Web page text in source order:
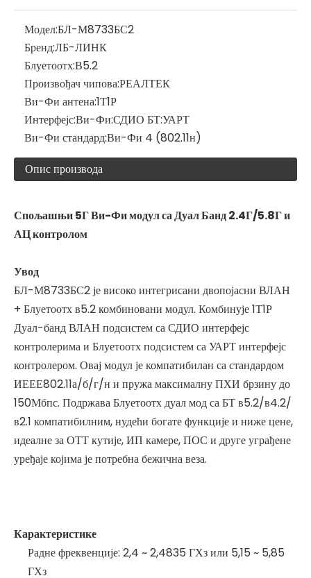
Модел:БЛ-М8733БС2
Бренд:ЛБ-ЛИНК
Блуетоотх:В5.2
Произвођач чипова:РЕАЛТЕК
Ви-Фи антена:1Т1Р
Интерфејс:Ви-Фи:СДИО БТ:УАРТ
Ви-Фи стандард:Ви-Фи 4 (802.11н)
Опис производа
Спољашњи 5Г Ви-Фи модул са Дуал Банд 2.4Г/5.8Г и
АЦ контролом
Увод
БЛ-М8733БС2 је високо интегрисани двопојасни ВЛАН
+ Блуетоотх в5.2 комбиновани модул. Комбинује 1Т1Р
Дуал-банд ВЛАН подсистем са СДИО интерфејс
контролерима и Блуетоотх подсистем са УАРТ интерфејс
контролером. Овај модул је компатибилан са стандардом
ИЕЕЕ802.11а/б/г/н и пружа максималну ПХИ брзину до
150Мбпс. Подржава Блуетоотх дуал мод са БТ в5.2/в4.2/
в2.1 компатибилним, нудећи богате функције и ниже цене,
идеалне за ОТТ кутије, ИП камере, ПОС и друге уграђене
уређаје којима је потребна бежична веза.
Карактеристике
Радне фреквенције: 2,4 ~ 2,4835 ГХз или 5,15 ~ 5,85
ГХз